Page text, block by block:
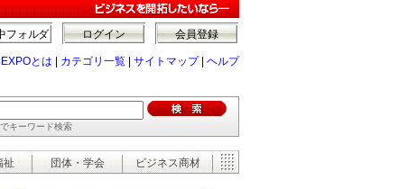
会員登録
ログイン
フォルダ
とは カテゴリ一覧 サイトマップ| ヘルプ
キーワード検索
祉 団体・学会 ビジネス商材